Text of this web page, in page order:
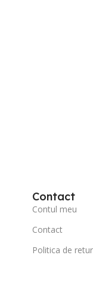
Contact
Contul meu
Contact
Politica de retur